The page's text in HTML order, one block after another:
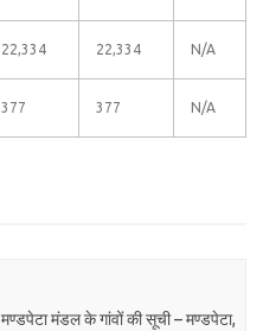
22,334 22,334 N/A
377 377 N/A
मण्डपेटा मंडल के गांवों की सूची – मण्डपेटा,